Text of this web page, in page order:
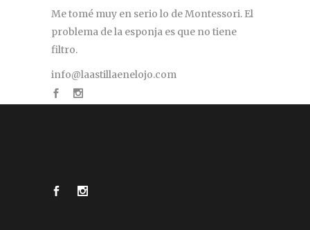
Me tomé muy en serio lo de Montessori. El
problema de la esponja es que no tiene
filtro.
info@laastillaenelojo.com